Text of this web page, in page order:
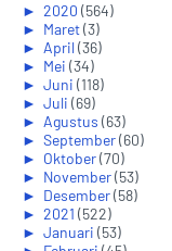
► 2020 (564)
► Maret(3)
► April(36)
► Mei (34)
► Juni (118)
► Juli (69)
► Agustus (63)
► September(60)
► Oktober(70)
► November(53)
► Desember(58)
► 2021 (522)
► Januari (53)